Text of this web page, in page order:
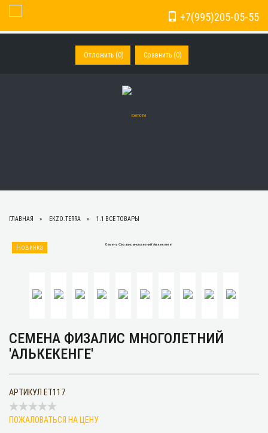
Отложить (0) Сравнить (0)
+7(995)205-05-55
Toggle Navigation
ГЛАВНАЯ EKZO.TERRA 1.1 ВСЕ ТОВАРЫ
Новинка
СЕМЕНА ФИЗАЛИС МНОГОЛЕТНИЙ
'АЛЬКЕКЕНГЕ'
АРТИКУЛ ET117
ПОЖАЛОВАТЬСЯ НА ЦЕНУ